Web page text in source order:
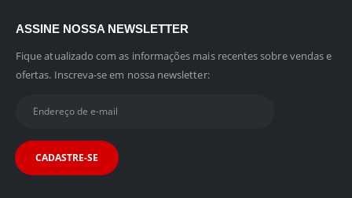
ASSINE NOSSA NEWSLETTER
Fique atualizado com as informações mais recentes sobre vendas e
ofertas. Inscreva-se em nossa newsletter: